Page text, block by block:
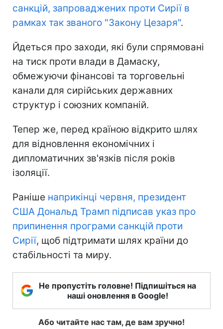
санкцій, запроваджених проти Сирії в
рамках так званого "Закону Цезаря".
Йдеться про заходи, які були спрямовані
на тиск проти влади в Дамаску,
обмежуючи фінансові та торговельні
канали для сирійських державних
структур і союзних компаній.
Тепер же, перед країною відкрито шлях
для відновлення економічних і
дипломатичних зв'язків після років
ізоляції.
Раніше наприкінці червня, президент
США Дональд Трамп підписав указ про
припинення програми санкцій проти
Сирії, щоб підтримати шлях країни до
стабільності та миру.
Не пропустіть головне! Підпишіться на
наші оновлення в Google!
Або читайте нас там, де вам зручно!